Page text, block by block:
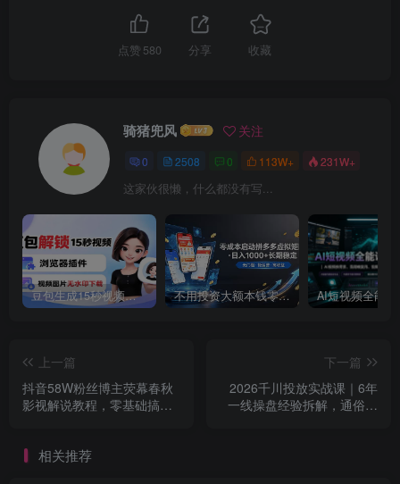
点赞 580 分享 收藏
骑猪兜风 关注
0 2508 0 113W+ 231W+
这家伙很懒，什么都没有写...
豆包生成15秒视频——浏览器插件：豆包/Dola 视频图片无水印下载 + 解锁15秒视频生成 不用投资大额本钱零成本启动，做拼多多虚拟矩阵，长期稳定！轻松维持日入 1000
上一篇
抖音58W粉丝博主荧幕春秋
影视解说教程，零基础搞定
下一篇
2026千川投放实战课｜6年
一线操盘经验拆解，通俗讲
相关推荐